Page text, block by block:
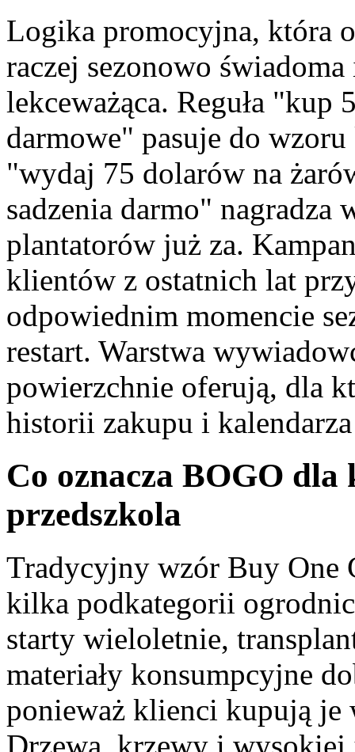
Logika promocyjna, która
raczej sezonowo
lekceważąca. Reguła "kup
darmowe" pasuje do
"wydaj 75 dolarów na
sadzenia darmo" nagradza
plantatorów już za.
klientów z ostatnich lat
odpowiednim momencie
restart. Warstwa
powierzchnie oferują, dla
historii zakupu i
Co oznacza BOGO
przedszkola
Tradycyjny wzór Buy One
kilka podkategorii
starty wieloletnie,
materiały konsumpcyjne
ponieważ klienci kupują
Drzewa, krzewy i